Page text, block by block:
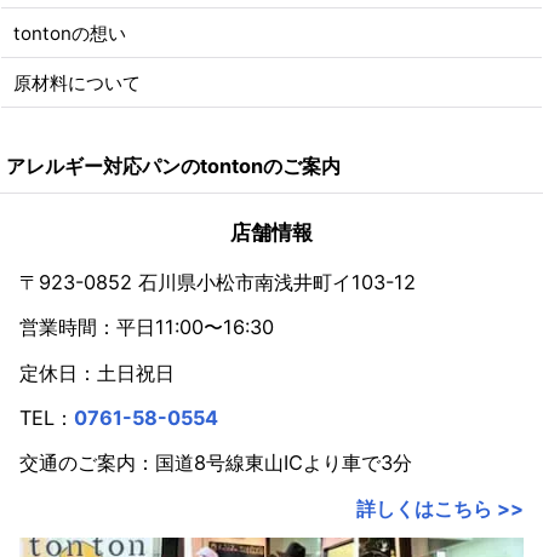
tontonの想い
原材料について
アレルギー対応パンのtontonのご案内
店舗情報
〒923-0852 石川県小松市南浅井町イ103-12
営業時間：平日11:00〜16:30
定休日：土日祝日
TEL： 0761-58-0554
交通のご案内：国道8号線東山ICより車で3分
詳しくはこちら >>